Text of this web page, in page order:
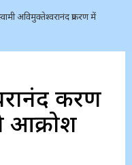
अविमुक्तेश्वरानंद प्रकरण में
प्रकरण
आक्रोश